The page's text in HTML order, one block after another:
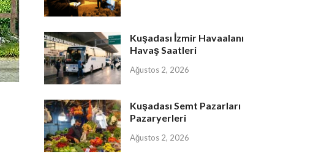
Kuşadası İzmir Havaalanı
Havaş Saatleri
Ağustos 2, 2026
Kuşadası Semt Pazarları
Pazaryerleri
Ağustos 2, 2026